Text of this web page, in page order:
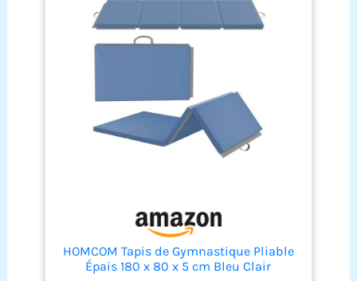
fitness, tapis de yoga ou tapis de jeu, ce tapis est
le plus polyvalent pour vos activités sportives et
de détente. Il offre également un grand confort en
multicolores de ce tapis de sport le rendent
particulièrement attractif pour les enfants et
apportent une atmosphère joyeuse dans
n’importe quelle pièce. Ainsi, la gymnastique et le
jeu seront encore plus ludiques. Sécurité et
parfait pour une utilisation sûre et confortable
lors d’exercices de gymnastique et de relaxation
en intérieur.
HOMCOM Tapis de Gymnastique Pliable
Épais 180 x 80 x 5 cm Bleu Clair